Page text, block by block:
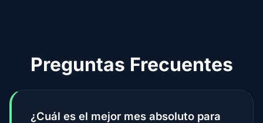
Preguntas Frecuentes
¿Cuál es el mejor mes absoluto para